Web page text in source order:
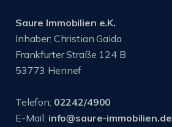
Saure Immobilien e.K.
Inhaber: Christian Gaida
Frankfurter Straße 124 B
53773 Hennef
Telefon: 02242/4900
E-Mail: info@saure-immobilien.de